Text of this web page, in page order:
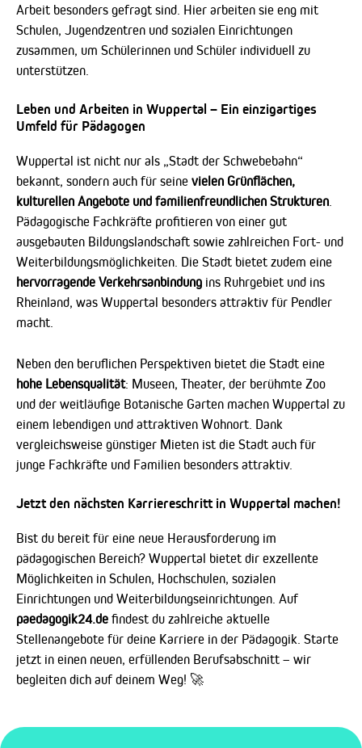
Arbeit besonders gefragt sind. Hier arbeiten sie eng mit
Schulen, Jugendzentren und sozialen Einrichtungen
zusammen, um Schülerinnen und Schüler individuell zu
unterstützen.
Leben und Arbeiten in Wuppertal – Ein einzigartiges
Umfeld für Pädagogen
Wuppertal ist nicht nur als „Stadt der Schwebebahn“
bekannt, sondern auch für seine vielen Grünflächen,
kulturellen Angebote und familienfreundlichen Strukturen.
Pädagogische Fachkräfte profitieren von einer gut
ausgebauten Bildungslandschaft sowie zahlreichen Fort- und
Weiterbildungsmöglichkeiten. Die Stadt bietet zudem eine
hervorragende Verkehrsanbindung ins Ruhrgebiet und ins
Rheinland, was Wuppertal besonders attraktiv für Pendler
macht.
Neben den beruflichen Perspektiven bietet die Stadt eine
hohe Lebensqualität: Museen, Theater, der berühmte Zoo
und der weitläufige Botanische Garten machen Wuppertal zu
einem lebendigen und attraktiven Wohnort. Dank
vergleichsweise günstiger Mieten ist die Stadt auch für
junge Fachkräfte und Familien besonders attraktiv.
Jetzt den nächsten Karriereschritt in Wuppertal machen!
Bist du bereit für eine neue Herausforderung im
pädagogischen Bereich? Wuppertal bietet dir exzellente
Möglichkeiten in Schulen, Hochschulen, sozialen
Einrichtungen und Weiterbildungseinrichtungen. Auf
paedagogik24.de findest du zahlreiche aktuelle
Stellenangebote für deine Karriere in der Pädagogik. Starte
jetzt in einen neuen, erfüllenden Berufsabschnitt – wir
begleiten dich auf deinem Weg! 🚀